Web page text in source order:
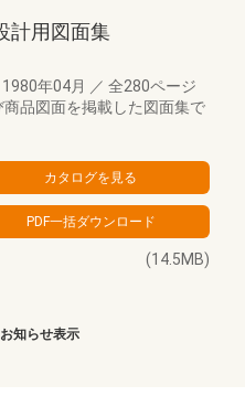
計用図面集
1980年04月 ／ 全280ページ
品図面を掲載した図面集で
(14.5MB)
お知らせ表示